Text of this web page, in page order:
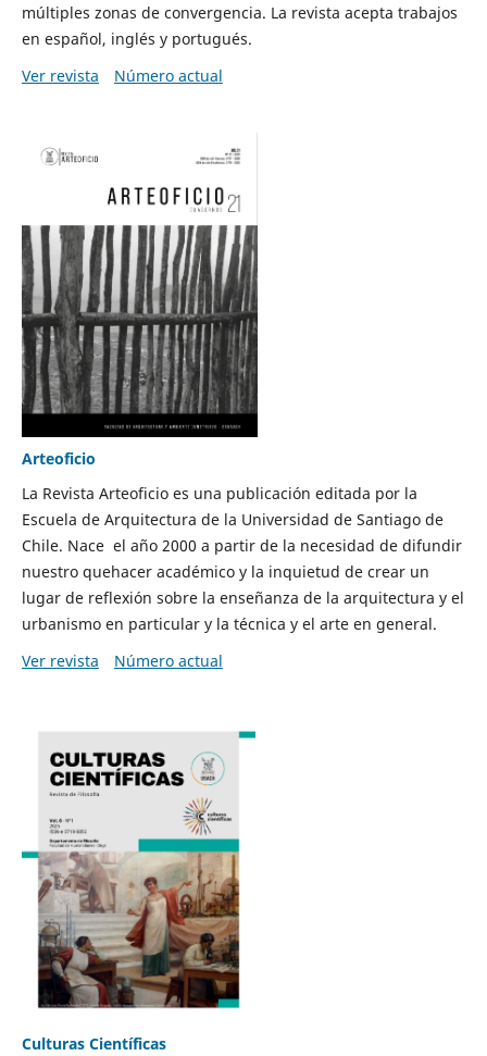
múltiples zonas de convergencia. La revista acepta trabajos
en español, inglés y portugués.
Ver revista
Número actual
Arteoficio
La Revista Arteoficio es una publicación editada por la
Escuela de Arquitectura de la Universidad de Santiago de
Chile. Nace el año 2000 a partir de la necesidad de difundir
nuestro quehacer académico y la inquietud de crear un
lugar de reflexión sobre la enseñanza de la arquitectura y el
urbanismo en particular y la técnica y el arte en general.
Ver revista
Número actual
Culturas Científicas